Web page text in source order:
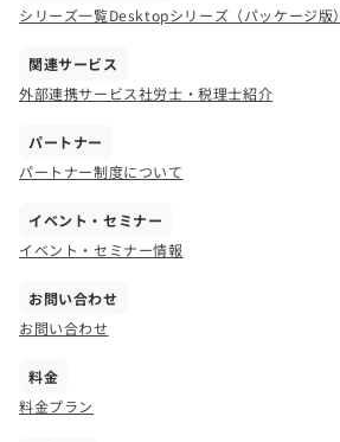
シリーズ一覧Desktopシリーズ（パッケージ版）
関連サービス
外部連携サービス社労士・税理士紹介
パートナー
パートナー制度について
イベント・セミナー
イベント・セミナー情報
お問い合わせ
お問い合わせ
料金
料金プラン